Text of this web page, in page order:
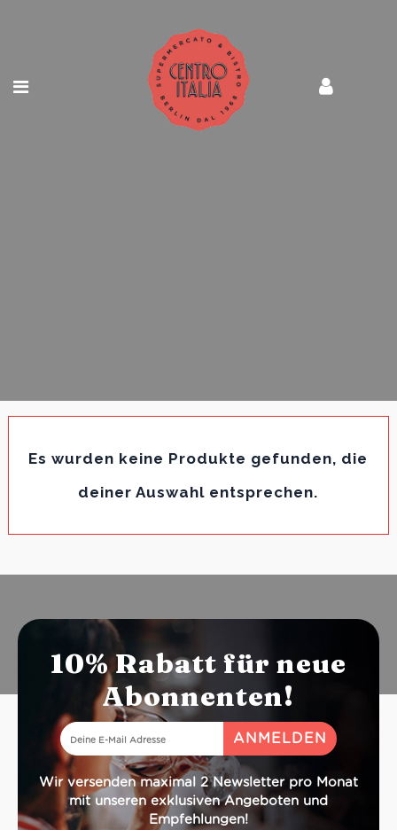
Es wurden keine Produkte gefunden, die
deiner Auswahl entsprechen.
10% Rabatt für neue
Abonnenten!
Wir versenden maximal 2 Newsletter pro Monat
mit unseren exklusiven Angeboten und
Empfehlungen!